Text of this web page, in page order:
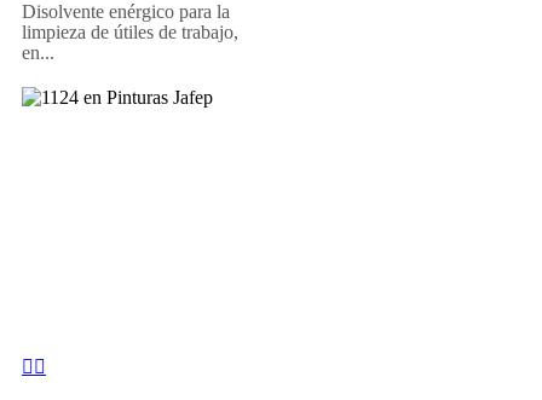
Disolvente enérgico para la
limpieza de útiles de trabajo,
en...